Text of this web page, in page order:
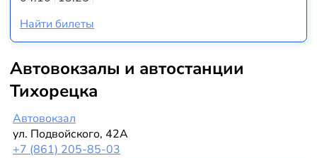
Найти билеты
Автовокзалы и автостанции
Тихорецка
Автовокзал
ул. Подвойского, 42А
+7 (861) 205-85-03